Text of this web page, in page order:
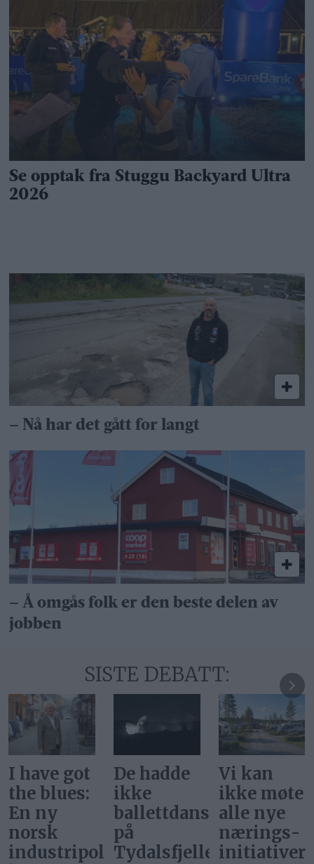
– Nå har det gått for langt
– Å omgås folk er den beste delen av
jobben
SISTE DEBATT:
De hadde
ikke
ballettdansere
på
Tydalsfjellet
Vi kan
ikke møte
alle nye
nærings­
initiativer
Svar på
«Gi alle
barn en
rettferdig
start»